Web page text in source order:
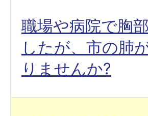
職場や病院で胸
したが、市の肺
りませんか?